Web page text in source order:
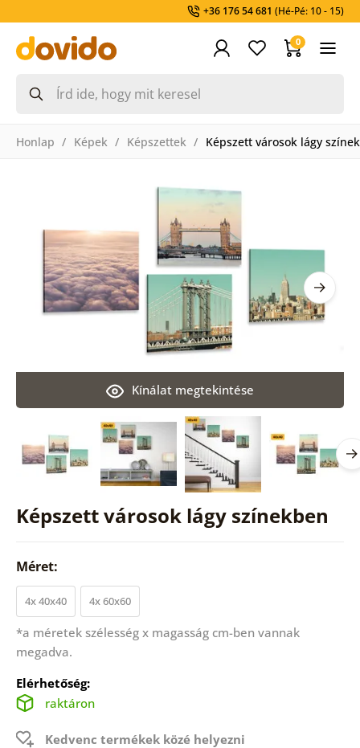
+36 176 54 681 (Hé-Pé: 10 - 15)
0
Honlap Képek Képszettek Képszett városok lágy
Képszett városok lágy színekben
Kínálat megtekintése
Méret:
4x 40x40 4x 60x60
*a méretek szélesség x magasság cm-ben vannak
megadva.
Elérhetőség:
raktáron
Kedvenc termékek közé helyezni